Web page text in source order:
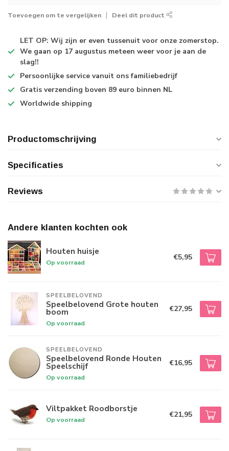
Toevoegen om te vergelijken Deel dit product
LET OP: Wij zijn er even tussenuit voor onze zomerstop.
We gaan op 17 augustus meteen weer voor je aan de
slag!!
Persoonlijke service vanuit ons familiebedrijf
Gratis verzending boven 89 euro binnen NL
Worldwide shipping
Productomschrijving
Specificaties
Reviews
Andere klanten kochten ook
Houten huisje
Op voorraad
€5,95
SPEELBELOVEND
Speelbelovend Grote houten
boom
Op voorraad
€27,95
SPEELBELOVEND
Speelbelovend Ronde Houten
Speelschijf
Op voorraad
€16,95
Viltpakket Roodborstje
Op voorraad
€21,95